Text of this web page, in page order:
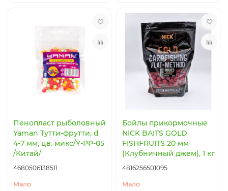
Пенопласт рыболовный
Yaman Тутти-фрутти, d
4-7 мм, цв. микс/Y-PP-05
/Китай/
4680506138511
Мало
Бойлы прикормочные
NICK BAITS GOLD
FISHFRUITS 20 мм
(Клубничный джем), 1 кг
4816256501095
Мало